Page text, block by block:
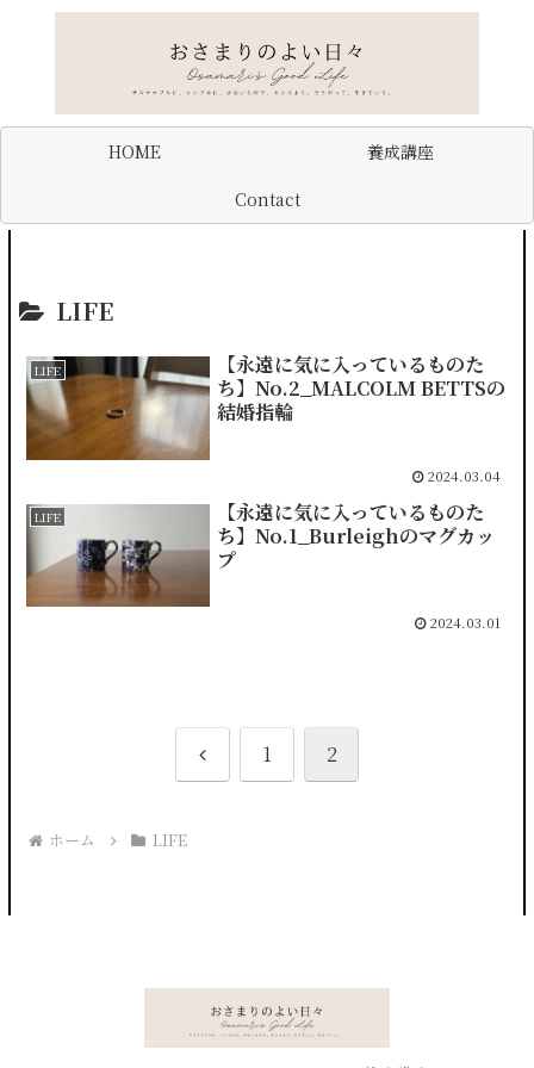
HOME
養成講座
Contact
LIFE
LIFE
【永遠に気に入っているものた
ち】No.2_MALCOLM BETTSの
結婚指輪
2024.03.04
LIFE
【永遠に気に入っているものた
ち】No.1_Burleighのマグカッ
プ
2024.03.01
前
1 2
ホーム LIFE